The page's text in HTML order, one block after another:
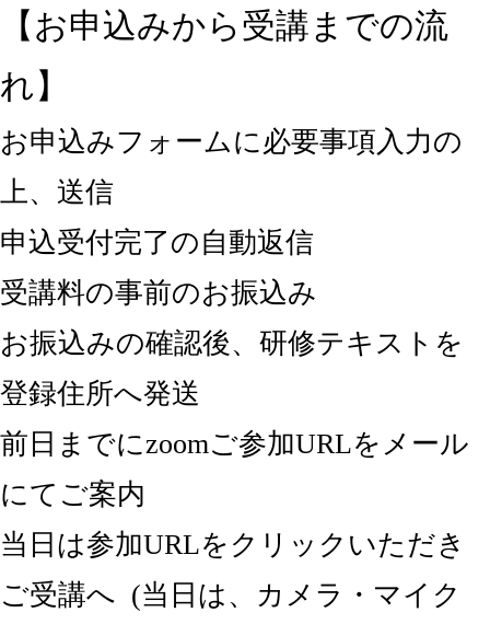
【お申込みから受講までの流
れ】
お申込みフォームに必要事項入力の
上、送信
申込受付完了の自動返信
受講料の事前のお振込み
お振込みの確認後、研修テキストを
登録住所へ発送
前日までにzoomご参加URLをメール
にてご案内
当日は参加URLをクリックいただき
ご受講へ (当日は、カメラ・マイク